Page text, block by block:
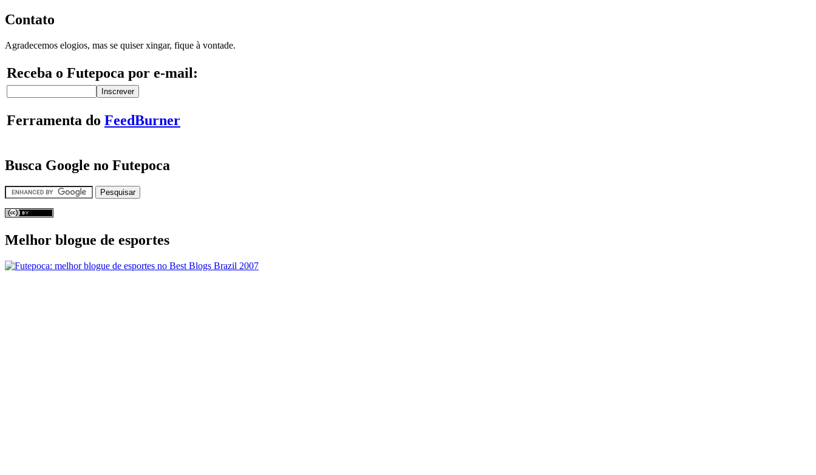
Contato
Agradecemos elogios, mas se quiser xingar, fique à vontade.
Receba o Futepoca por e-mail:
Ferramenta do FeedBurner
Busca Google no Futepoca
Melhor blogue de esportes